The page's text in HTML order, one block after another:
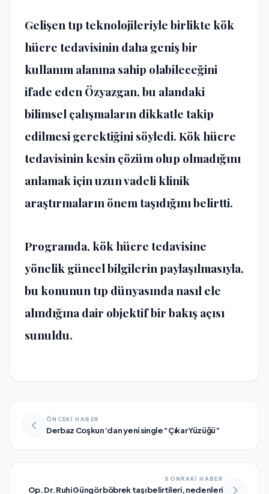
Gelişen tıp teknolojileriyle birlikte kök
hücre tedavisinin daha geniş bir
kullanım alanına sahip olabileceğini
ifade eden Özyazgan, bu alandaki
bilimsel çalışmaların dikkatle takip
edilmesi gerektiğini söyledi.Kök hücre
tedavisinin kesin çözüm olup olmadığını
anlamak için uzun vadeli klinik
araştırmaların önem taşıdığını belirtti.
Programda, kök hücre tedavisine
yönelik güncel bilgilerin paylaşılmasıyla,
bu konunun tıp dünyasında nasıl ele
alındığına dair objektif bir bakış açısı
sunuldu.
ÖNCEKİ HABER
Derbaz Coşkun’dan yeni single “Çıkar Yüzüğü”
SONRAKİ HABER
Op. Dr. Ruhi Güngör böbrek taşı belirtileri, nedenleri